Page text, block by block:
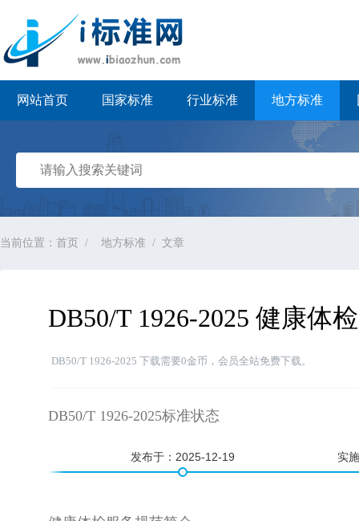
网站首页 国家标准 行业标准 地方标准
当前位置： 首页 地方标准 文章
DB50/T 1926-2025 健康体
DB50/T 1926-2025 下载需要0金币，会员全站免费下载。
DB50/T 1926-2025标准状态
发布于： 2025-12-19 实